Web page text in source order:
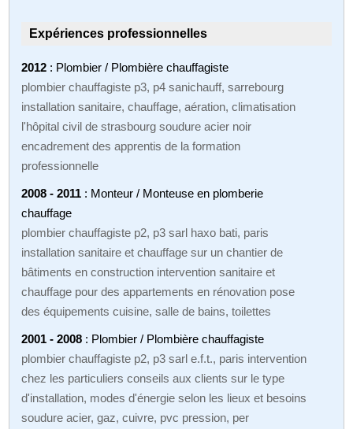
Expériences professionnelles
2012 : Plombier / Plombière chauffagiste
plombier chauffagiste p3, p4 sanichauff, sarrebourg
installation sanitaire, chauffage, aération, climatisation
l'hôpital civil de strasbourg soudure acier noir
encadrement des apprentis de la formation
professionnelle
2008 - 2011 : Monteur / Monteuse en plomberie
chauffage
plombier chauffagiste p2, p3 sarl haxo bati, paris
installation sanitaire et chauffage sur un chantier de
bâtiments en construction intervention sanitaire et
chauffage pour des appartements en rénovation pose
des équipements cuisine, salle de bains, toilettes
2001 - 2008 : Plombier / Plombière chauffagiste
plombier chauffagiste p2, p3 sarl e.f.t., paris intervention
chez les particuliers conseils aux clients sur le type
d'installation, modes d'énergie selon les lieux et besoins
soudure acier, gaz, cuivre, pvc pression, per